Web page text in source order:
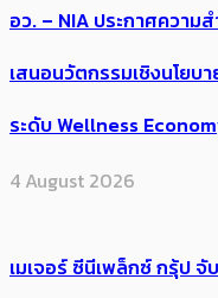
อว. – NIA ประกาศความ
เสนอนวัตกรรมเชิงนโย
ระดับ Wellness
4 August 2026
เมเจอร์ ซีนีเพล็กซ์ กรุ้ป